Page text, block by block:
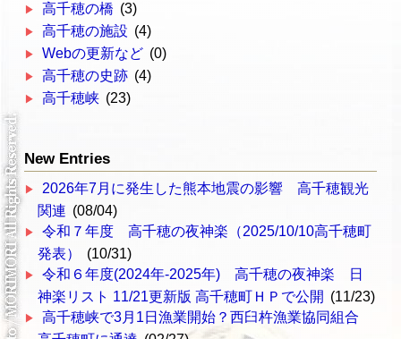
高千穂の橋 (3)
高千穂の施設 (4)
Webの更新など (0)
高千穂の史跡 (4)
高千穂峡 (23)
New Entries
2026年7月に発生した熊本地震の影響 高千穂観光
関連 (08/04)
令和７年度 高千穂の夜神楽（2025/10/10高千穂町
発表）
(10/31)
令和６年度(2024年-2025年) 高千穂の夜神楽 日
神楽リスト 11/21更新版 高千穂町ＨＰで公開 (11/23)
高千穂峡で3月1日漁業開始？西臼杵漁業協同組合